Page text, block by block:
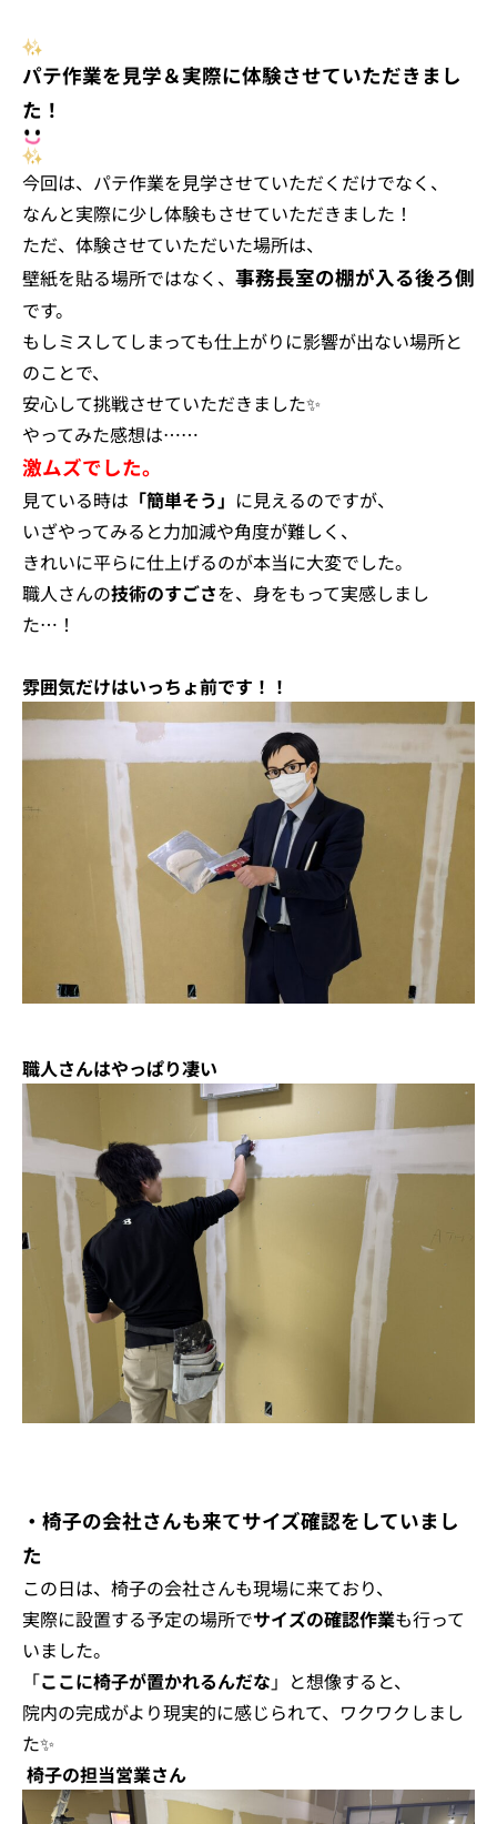
パテ作業を見学＆実際に体験させていただきまし
た！
今回は、パテ作業を見学させていただくだけでなく、
なんと実際に少し体験もさせていただきました！
ただ、体験させていただいた場所は、
壁紙を貼る場所ではなく、 事務長室の棚が入る後ろ側
です。
もしミスしてしまっても仕上がりに影響が出ない場所と
のことで、
安心して挑戦させていただきました✨
やってみた感想は……
激ムズでした。
見ている時は 「簡単そう」 に見えるのですが、
いざやってみると力加減や角度が難しく、
きれいに平らに仕上げるのが本当に大変でした。
職人さんの技術のすごさを、身をもって実感しまし
た…！
雰囲気だけはいっちょ前です！！
職人さんはやっぱり凄い
・椅子の会社さんも来てサイズ確認をしていまし
た
この日は、椅子の会社さんも現場に来ており、
実際に設置する予定の場所でサイズの確認作業も行って
いました。
「ここに椅子が置かれるんだな 」 と想像すると、
院内の完成がより現実的に感じられて、ワクワクしまし
た✨
椅子の担当営業さん